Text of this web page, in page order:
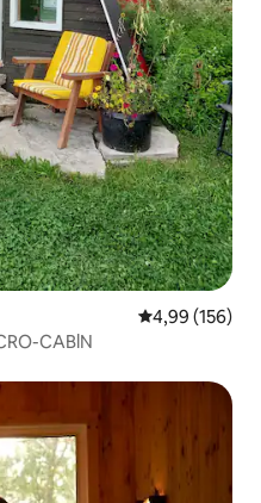
Średnia
4,99 (156)
CABlN